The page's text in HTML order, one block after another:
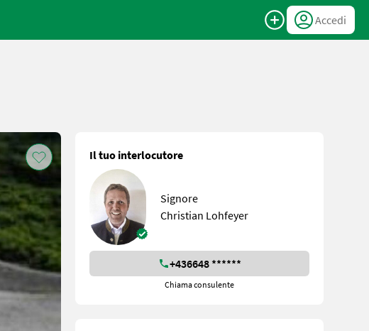
Accedi
Il tuo interlocutore
Signore
Christian Lohfeyer
+436648 ******
Chiama consulente